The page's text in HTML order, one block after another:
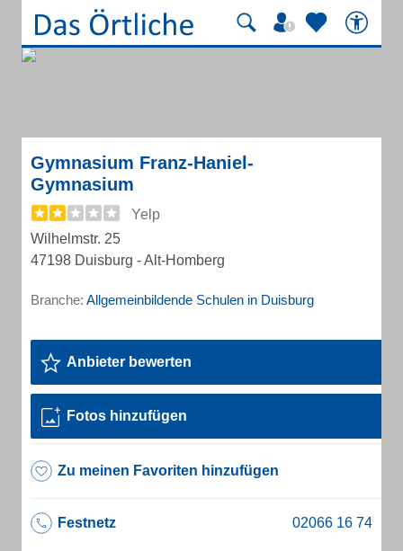
Gymnasium Franz-Haniel-
Gymnasium
Yelp
Wilhelmstr. 25
47198 Duisburg - Alt-Homberg
Branche: Allgemeinbildende Schulen in Duisburg
Anbieter bewerten
Fotos hinzufügen
Zu meinen Favoriten hinzufügen
Festnetz